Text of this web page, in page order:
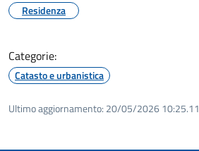
Residenza
Categorie:
Catasto e urbanistica
Ultimo aggiornamento: 20/05/2026 10:25.11